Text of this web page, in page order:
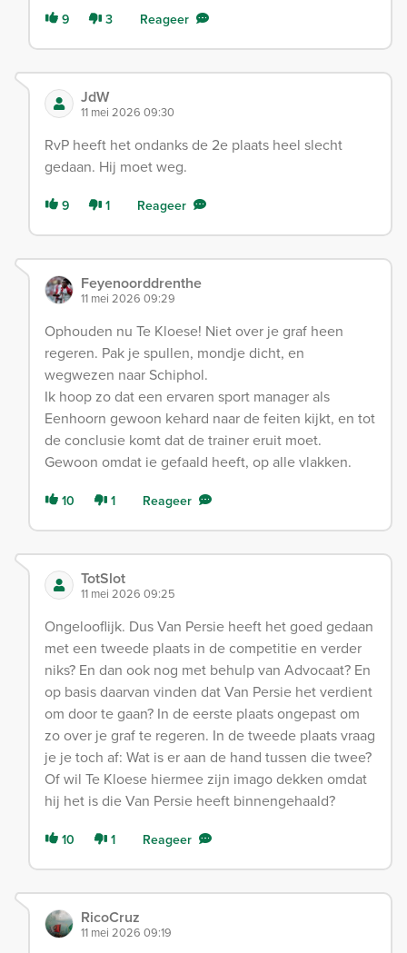
9 3 Reageer
JdW
11 mei 2026 09:30
RvP heeft het ondanks de 2e plaats heel slecht
gedaan. Hij moet weg.
9 1 Reageer
Feyenoorddrenthe
11 mei 2026 09:29
Ophouden nu Te Kloese! Niet over je graf heen
regeren. Pak je spullen, mondje dicht, en
wegwezen naar Schiphol.
Ik hoop zo dat een ervaren sport manager als
Eenhoorn gewoon kehard naar de feiten kijkt, en tot
de conclusie komt dat de trainer eruit moet.
Gewoon omdat ie gefaald heeft, op alle vlakken.
10 1 Reageer
TotSlot
11 mei 2026 09:25
Ongelooflijk. Dus Van Persie heeft het goed gedaan
met een tweede plaats in de competitie en verder
niks? En dan ook nog met behulp van Advocaat? En
op basis daarvan vinden dat Van Persie het verdient
om door te gaan? In de eerste plaats ongepast om
zo over je graf te regeren. In de tweede plaats vraag
je je toch af: Wat is er aan de hand tussen die twee?
Of wil Te Kloese hiermee zijn imago dekken omdat
hij het is die Van Persie heeft binnengehaald?
10 1 Reageer
RicoCruz
11 mei 2026 09:19